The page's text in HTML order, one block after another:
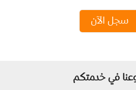
سجل الآن
في خدمتكم